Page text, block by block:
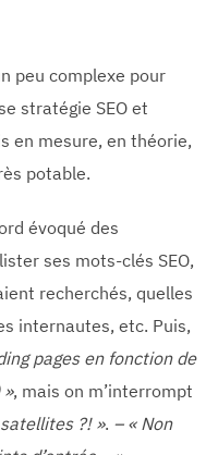
peu complexe pour
stratégie SEO et
en mesure, en théorie,
potable.
évoqué des
ses mots-clés SEO,
recherchés, quelles
internautes, etc. Puis,
pages en fonction de
, mais on m’interrompt
?! ». – « Non